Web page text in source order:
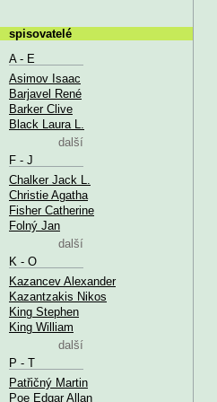
spisovatelé
A - E
Asimov Isaac
Barjavel René
Barker Clive
Black Laura L.
další
F - J
Chalker Jack L.
Christie Agatha
Fisher Catherine
Folný Jan
další
K - O
Kazancev Alexander
Kazantzakis Nikos
King Stephen
King William
další
P - T
Patřičný Martin
Poe Edgar Allan